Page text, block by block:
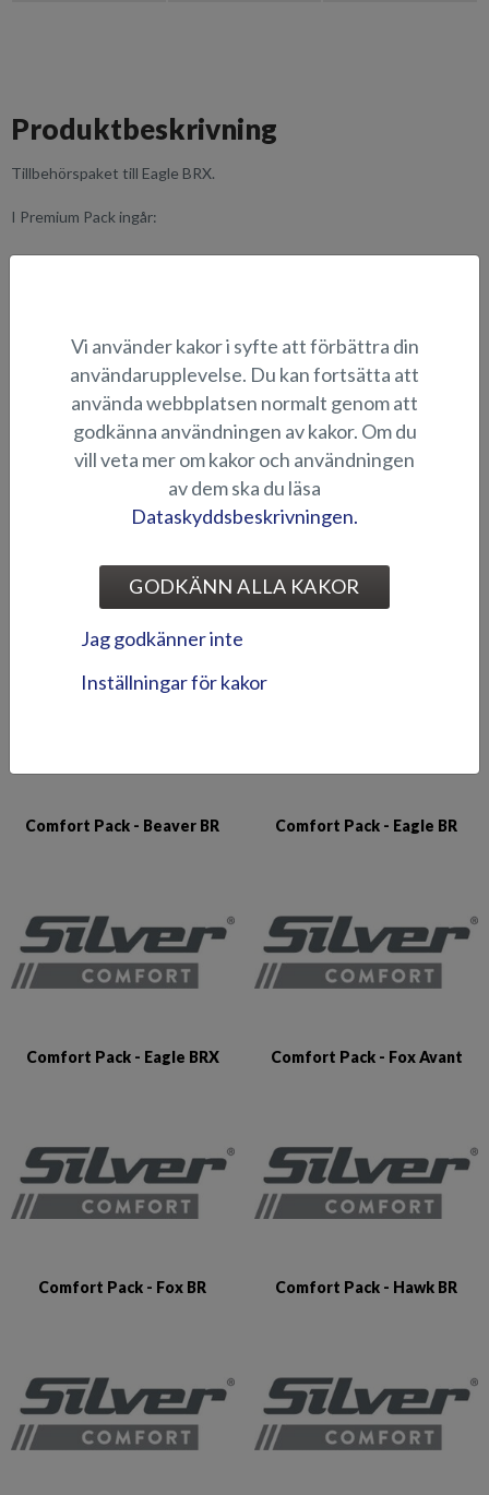
Produktbeskrivning
Tillbehörspaket till Eagle BRX.
I Premium Pack ingår:
Förtöjningskit med förvaringsväska
Akterkapell
Akterns dynsats
Vindrutetorkare
LÄMPLIGHET
BILDGALLERI
TILLBEHÖRSPAKET
Comfort Pack - Beaver BR Comfort Pack - Eagle BR
Comfort Pack - Eagle BRX Comfort Pack - Fox Avant
Comfort Pack - Fox BR Comfort Pack - Hawk BR
Vi använder kakor i syfte att förbättra din
användarupplevelse. Du kan fortsätta att
använda webbplatsen normalt genom att
godkänna användningen av kakor. Om du
vill veta mer om kakor och användningen
av dem ska du läsa
Dataskyddsbeskrivningen.
GODKÄNN ALLA KAKOR
Jag godkänner inte
Inställningar för kakor